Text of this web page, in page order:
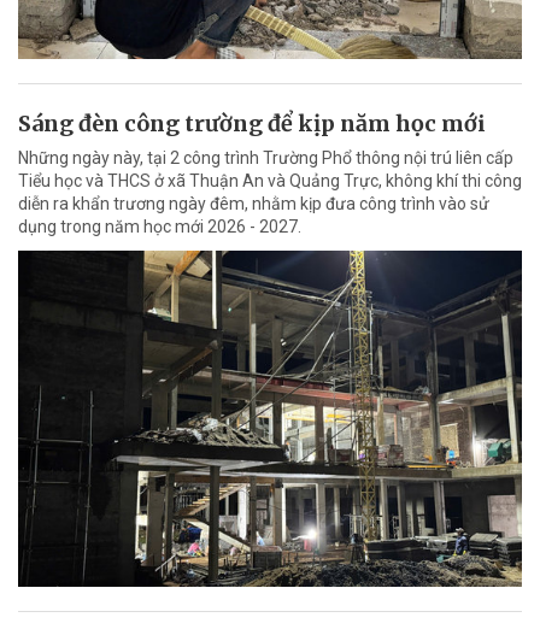
Sáng đèn công trường để kịp năm học mới
Những ngày này, tại 2 công trình Trường Phổ thông nội trú liên cấp
Tiểu học và THCS ở xã Thuận An và Quảng Trực, không khí thi công
diễn ra khẩn trương ngày đêm, nhằm kịp đưa công trình vào sử
dụng trong năm học mới 2026 - 2027.